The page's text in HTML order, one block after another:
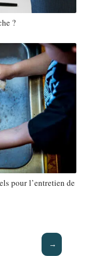
?
pour l’entretien de